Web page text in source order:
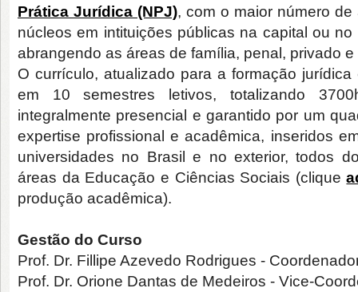
Prática Jurídica (NPJ), com o maior número
núcleos em intituições públicas na capital ou
abrangendo as áreas de família, penal, privado
O currículo, atualizado para a formação
em 10 semestres letivos, totalizando
integralmente presencial e garantido por um
expertise profissional e acadêmica, inseridos
universidades no Brasil e no exterior, todos
áreas da Educação e Ciências Sociais (clique
produção acadêmica).
Gestão do Curso
Prof. Dr. Fillipe Azevedo Rodrigues -
Prof. Dr. Orione Dantas de Medeiros - Vice-